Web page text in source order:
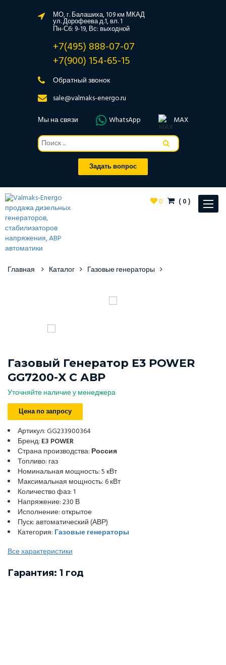
МО, г. Балашиха, 109 км МКАД
ул. Дорофеева д.1, вл. 1
Пн-Сб: 9-19, Вс: выходной
+7(495) 888-07-07
+7(900) 154-65-15
Обратный звонок
sale@valmaks-energo.ru
Мы на связи
WhatsApp MAX
Задать вопрос
Toggle
0 (0)
Главная Каталог Газовые генераторы
Газовый Генератор E3 POWER
GG7200-X С АВР
Уточняйте наличие у менеджера
Цена по запросу
Артикул: GG233900364
Бренд: E3 POWER
Страна производства: Россия
Топливо: газ
Номинальная мощность: 5 кВт
Максимальная мощность: 6 кВт
Количество фаз: 1
Напряжение: 230 В
Исполнение: открытое
Пуск: автоматический (АВР)
Категория: Газовые генераторы
Все характеристики
Гарантия: 1 год